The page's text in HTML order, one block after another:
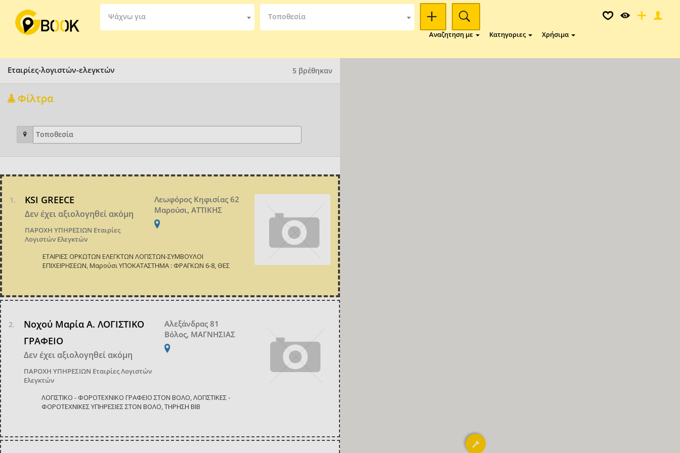
Ψάχνω για Τοποθεσία
Αναζητηση με Κατηγοριες Χρήσιμα
Εταιρίες-λογιστών-ελεγκτών 5 βρέθηκαν
Φίλτρα
KSI GREECE
Δεν έχει αξιολογηθεί ακόμη
ΠΑΡΟΧΗ ΥΠΗΡΕΣΙΩΝ Εταιρίες
Λογιστών Ελεγκτών
Λεωφόρος Κηφισίας 62
Μαρούσι, ΑΤΤΙΚΗΣ
ΕΤΑΙΡΙΕΣ ΟΡΚΩΤΩΝ ΕΛΕΓΚΤΩΝ ΛΟΓΙΣΤΩΝ-ΣΥΜΒΟΥΛΟΙ
ΕΠΙΧΕΙΡΗΣΕΩΝ, Μαρούσι YΠΟΚΑΤΑΣΤΗΜΑ : ΦΡΑΓΚΩΝ 6-8, ΘΕΣ
Νοχού Μαρία Α. ΛΟΓΙΣΤΙΚΟ
ΓΡΑΦΕΙΟ
Δεν έχει αξιολογηθεί ακόμη
ΠΑΡΟΧΗ ΥΠΗΡΕΣΙΩΝ Εταιρίες Λογιστών
Ελεγκτών
Αλεξάνδρας 81
Βόλος, ΜΑΓΝΗΣΙΑΣ
ΛΟΓΙΣΤΙΚΟ - ΦΟΡΟΤΕΧΝΙΚΟ ΓΡΑΦΕΙΟ ΣΤΟΝ ΒΟΛΟ, ΛΟΓΙΣΤΙΚΕΣ -
ΦΟΡΟΤΕΧΝΙΚΕΣ ΥΠΗΡΕΣΙΕΣ ΣΤΟΝ ΒΟΛΟ, ΤΗΡΗΣΗ ΒΙΒ